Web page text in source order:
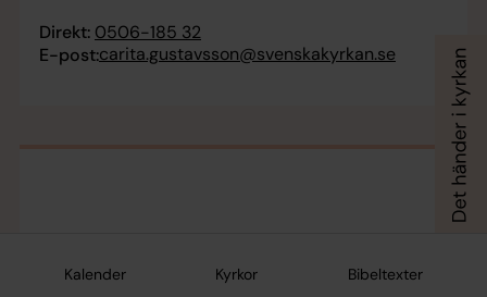
Kalender Kyrkor Bibeltexter
Direkt: 0506-185 32
E-post:carita.gustavsson@svenskakyrkan.se